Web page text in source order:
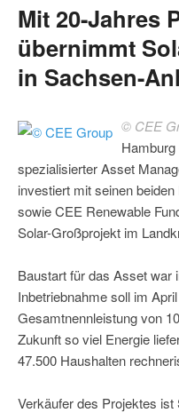
Mit 20-Jahres
übernimmt
in Sachsen-
© CEE
spezialisierter Asset
investiert mit seinen
sowie CEE Renewable
Solar-Großprojekt im
Baustart für das Asset war
Inbetriebnahme soll im
Gesamtnennleistung von
Zukunft so viel Energie
47.500 Haushalten
Verkäufer des Projektes